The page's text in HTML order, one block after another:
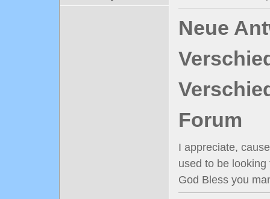
Neue
Forum
I appreciate,
used to be
God Bless you